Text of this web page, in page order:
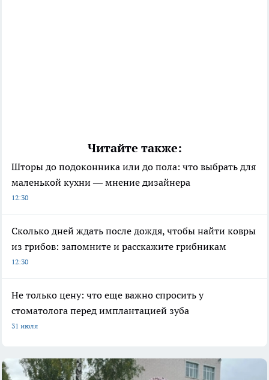
Читайте также:
Шторы до подоконника или до пола: что выбрать для
маленькой кухни — мнение дизайнера
12:30
Сколько дней ждать после дождя, чтобы найти ковры
из грибов: запомните и расскажите грибникам
12:30
Не только цену: что еще важно спросить у
стоматолога перед имплантацией зуба
31 июля